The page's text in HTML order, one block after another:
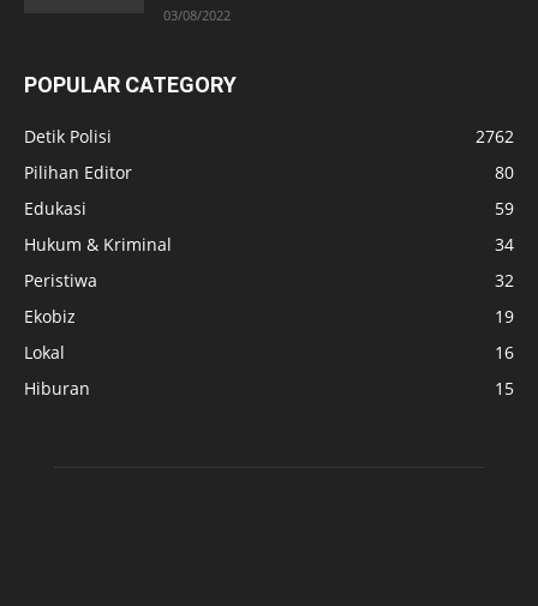
03/08/2022
POPULAR CATEGORY
Detik Polisi
2762
Pilihan Editor
80
Edukasi
59
Hukum & Kriminal
34
Peristiwa
32
Ekobiz
19
Lokal
16
Hiburan
15